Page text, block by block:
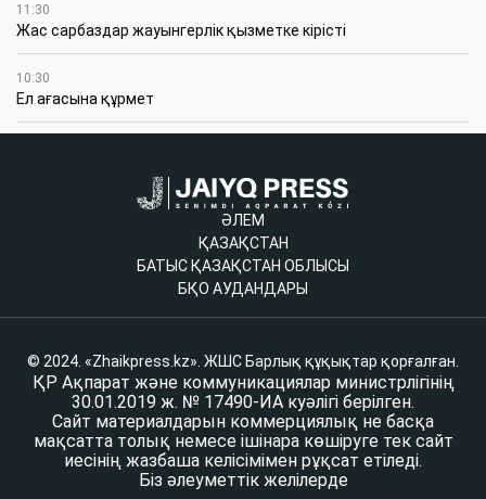
11:30
Жас сарбаздар жауынгерлік қызметке кірісті
10:30
Ел ағасына құрмет
ӘЛЕМ
ҚАЗАҚСТАН
БАТЫС ҚАЗАҚСТАН ОБЛЫСЫ
БҚО АУДАНДАРЫ
© 2024. «Zhaikpress.kz». ЖШС Барлық құқықтар қорғалған.
ҚР Ақпарат және коммуникациялар министрлігінің
30.01.2019 ж. № 17490-ИА куәлігі берілген.
Сайт материалдарын коммерциялық не басқа
мақсатта толық немесе ішінара көшіруге тек сайт
иесінің жазбаша келісімімен рұқсат етіледі.
Біз әлеуметтік желілерде